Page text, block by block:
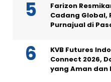
Farizon
Cadang Global,
Purnajual di
KVB Futures
Connect 2026,
yang Aman